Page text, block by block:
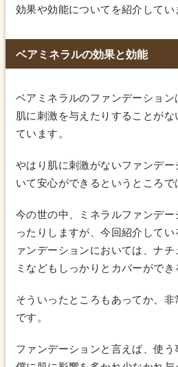
効果や効能についてを紹介してい
ベアミネラルの効果と効能
ベアミネラルのファンデーショ
肌に刺激を与えたりすることが
ています。
やはり肌に刺激がないファンデ
いて安心ができるというところで
今の世の中、ミネラルファンデ
ったりしますが、今回紹介して
ァンデーションにおいては、ナ
ミなどもしっかりとカバーができ
そういったところもあってか、
です。
ファンデーションと言えば、使